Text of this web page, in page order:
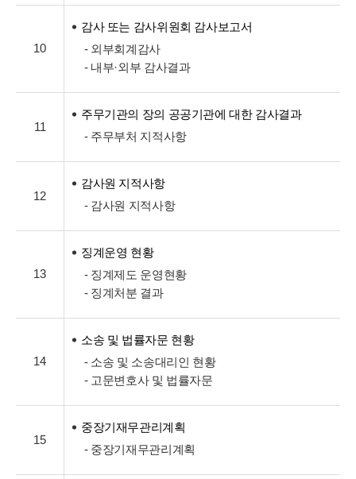
10
감사 또는 감사위원회 감사보고서
- 외부회계감사
- 내부·외부 감사결과
11
주무기관의 장의 공공기관에 대한 감사결과
- 주무부처 지적사항
12
감사원 지적사항
- 감사원 지적사항
13
징계운영 현황
- 징계제도 운영현황
- 징계처분 결과
14
소송 및 법률자문 현황
- 소송 및 소송대리인 현황
- 고문변호사 및 법률자문
15
중장기재무관리계획
- 중장기재무관리계획